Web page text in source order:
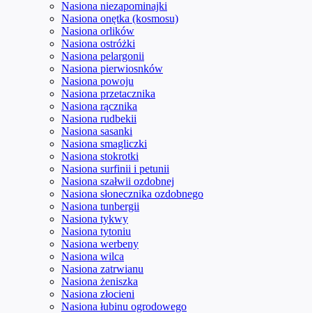
Nasiona niezapominajki
Nasiona onętka (kosmosu)
Nasiona orlików
Nasiona ostróżki
Nasiona pelargonii
Nasiona pierwiosnków
Nasiona powoju
Nasiona przetacznika
Nasiona rącznika
Nasiona rudbekii
Nasiona sasanki
Nasiona smagliczki
Nasiona stokrotki
Nasiona surfinii i petunii
Nasiona szałwii ozdobnej
Nasiona słonecznika ozdobnego
Nasiona tunbergii
Nasiona tykwy
Nasiona tytoniu
Nasiona werbeny
Nasiona wilca
Nasiona zatrwianu
Nasiona żeniszka
Nasiona złocieni
Nasiona łubinu ogrodowego